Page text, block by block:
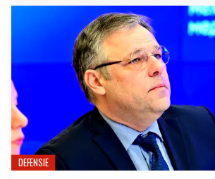
DEFENSIE